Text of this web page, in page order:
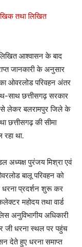
आश्वासन के बाद
जानकारी के अनुसार
ओवरलोड परिवहन अंतर
साथ छत्तीसगढ़ सरकार
लेकर बलरामपुर जिले के
छत्तीसगढ़ की सीमा
रहा था.
अध्यक्ष पुरंजय मिश्रा एवं
बालू परिवहन को
धरना प्रदर्शन शुरू कर
महोदय तथा वार्ड
अनुविभागीय अधिकारी
जी धरना स्थल पर पहुंच
देते हुए धरना समाप्त